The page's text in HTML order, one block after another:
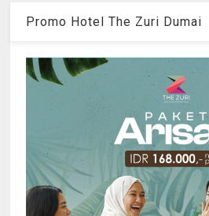
Promo Hotel The Zuri Dumai